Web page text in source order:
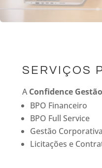
SERVIÇOS
AConfidence Gestão
BPO Financeiro
BPO Full Service
Gestão
Licitações e